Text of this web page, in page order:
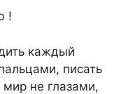
!
каждый
писать
не глазами,